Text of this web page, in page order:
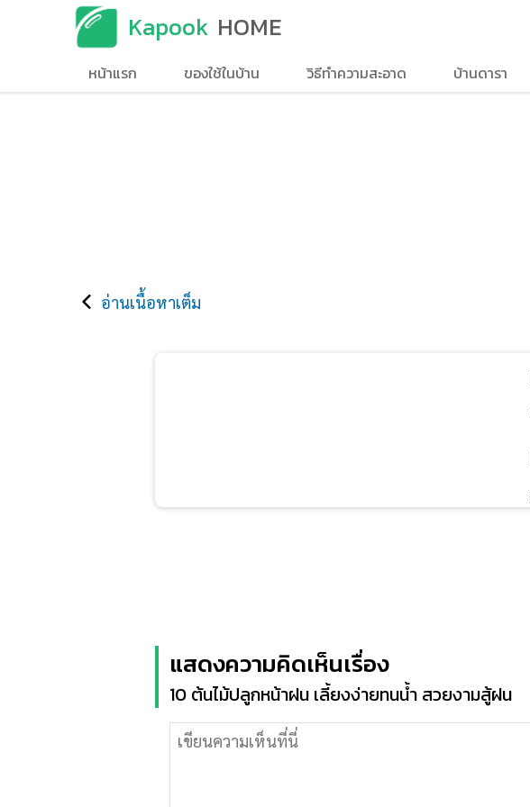
Kapook HOME
หน้าแรก ของใช้ในบ้าน วิธีทำความสะอาด บ้านดารา
อ่านเนื้อหาเต็ม
แสดงความคิดเห็นเรื่อง
10 ต้นไม้ปลูกหน้าฝน เลี้ยงง่ายทนน้ำ สวยงามสู้ฝน